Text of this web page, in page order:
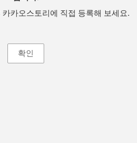
카오스토리에 직접 등록해 보세요.
확인